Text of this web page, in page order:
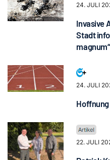
24. JULI
Invasive
Stadt
magnum“
24. JULI
22. JULI